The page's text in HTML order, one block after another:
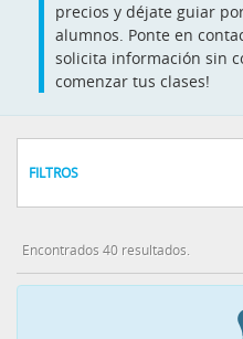
precios y déjate guiar
alumnos. Ponte en
solicita información sin
comenzar tus clases!
FILTROS
Encontrados 40 resultados.